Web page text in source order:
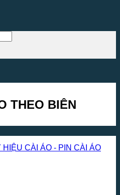
THEO BIÊN
HIỆU CÀI ÁO - PIN CÀI ÁO